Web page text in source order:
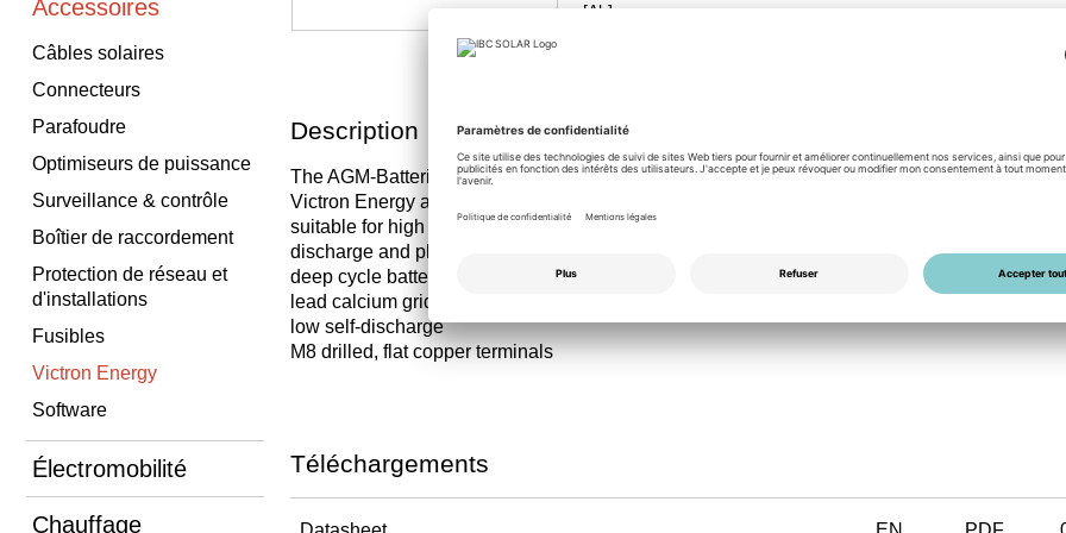
Accessoires
Câbles solaires
Connecteurs
Parafoudre
Optimiseurs de puissance
Surveillance & contrôle
Boîtier de raccordement
Protection de réseau et
d'installations
Fusibles
Victron Energy
Software
Électromobilité
Chauffage
[Ah]
Description
The AGM-Batteries from
Victron Energy are particularly
suitable for high current
discharge and photovoltaic usage.
deep cycle battery
lead calcium grid
low self-discharge
M8 drilled, flat copper terminals
Téléchargements